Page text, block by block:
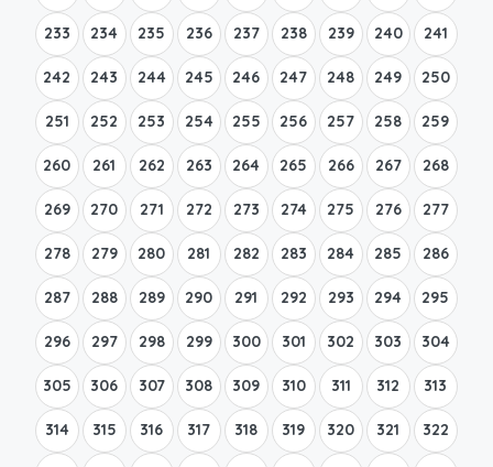
233 234 235 236 237 238 239 240 241
242 243 244 245 246 247 248 249 250
251 252 253 254 255 256 257 258 259
260 261 262 263 264 265 266 267 268
269 270 271 272 273 274 275 276 277
278 279 280 281 282 283 284 285 286
287 288 289 290 291 292 293 294 295
296 297 298 299 300 301 302 303 304
305 306 307 308 309 310 311 312 313
314 315 316 317 318 319 320 321 322